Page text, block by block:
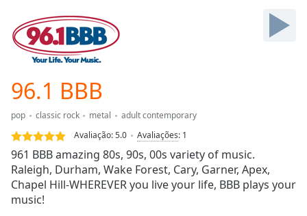
Backward
Skip
Forward
Current
Time0:00
Duration
Loaded:
0.00%
Stream
TypeLIVE
Seek to
96.1 BBB
pop classic rock metal
adult contemporary
Avaliação:5.0 Avaliações: 1
961 BBB amazing 80s, 90s, 00s variety of music.
Raleigh, Durham, Wake Forest, Cary, Garner, Apex,
Chapel Hill-WHEREVER you live your life, BBB plays your
music!